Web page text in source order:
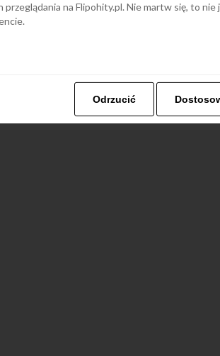
na Flipohity.pl. Nie martw się, to nie
Odrzucić